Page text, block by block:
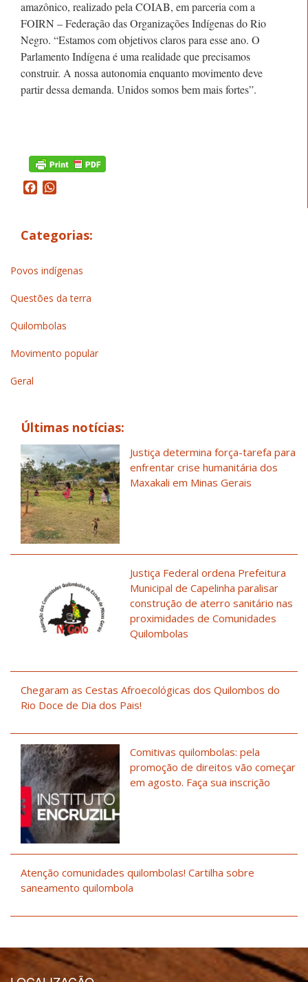
amazônico, realizado pela COIAB, em parceria com a
FOIRN – Federação das Organizações Indígenas do Rio
Negro. “Estamos com objetivos claros para esse ano. O
Parlamento Indígena é uma realidade que precisamos
construir. A nossa autonomia enquanto movimento deve
partir dessa demanda. Unidos somos bem mais fortes”.
Facebook
Categorias:
Povos indígenas
Questões da terra
Quilombolas
Movimento popular
Geral
Últimas notícias:
Justiça determina força-tarefa para
enfrentar crise humanitária dos
Maxakali em Minas Gerais
Justiça Federal ordena Prefeitura
Municipal de Capelinha paralisar
construção de aterro sanitário nas
proximidades de Comunidades
Quilombolas
Chegaram as Cestas Afroecológicas dos Quilombos do
Rio Doce de Dia dos Pais!
Comitivas quilombolas: pela
promoção de direitos vão começar
em agosto. Faça sua inscrição
Atenção comunidades quilombolas! Cartilha sobre
saneamento quilombola